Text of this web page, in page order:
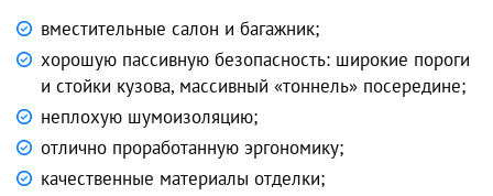
вместительные салон и багажник;
хорошую пассивную безопасность: широкие пороги
и стойки кузова, массивный «тоннель» посередине;
неплохую шумоизоляцию;
отлично проработанную эргономику;
качественные материалы отделки;